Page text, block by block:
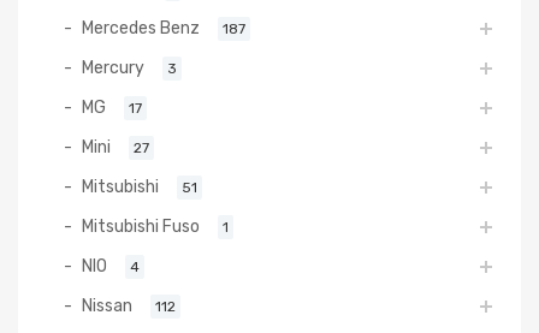
Mercedes Benz 187
Mercury 3
MG 17
Mini 27
Mitsubishi 51
Mitsubishi Fuso 1
NIO 4
Nissan 112